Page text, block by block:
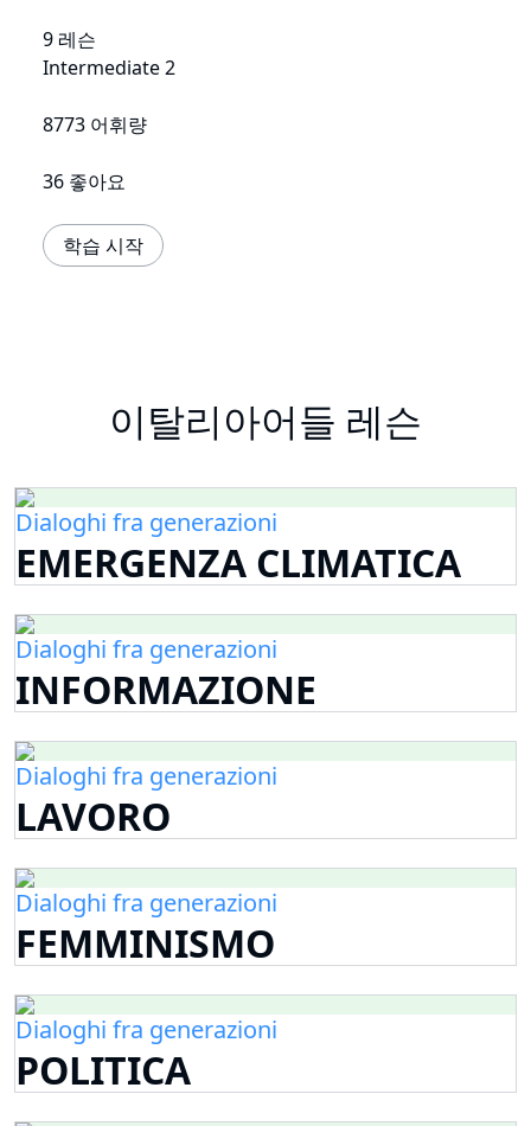
9 레슨
Intermediate 2
8773 어휘량
36 좋아요
학습 시작
이탈리아어들 레슨
Dialoghi fra generazioni
EMERGENZA CLIMATICA
Dialoghi fra generazioni
INFORMAZIONE
Dialoghi fra generazioni
LAVORO
Dialoghi fra generazioni
FEMMINISMO
Dialoghi fra generazioni
POLITICA